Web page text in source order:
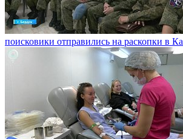
поисковики отправились на раскопки в